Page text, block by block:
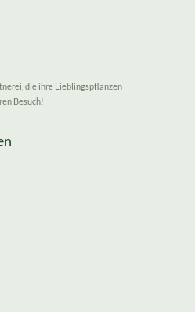
die ihre Lieblingspflanzen
Besuch!